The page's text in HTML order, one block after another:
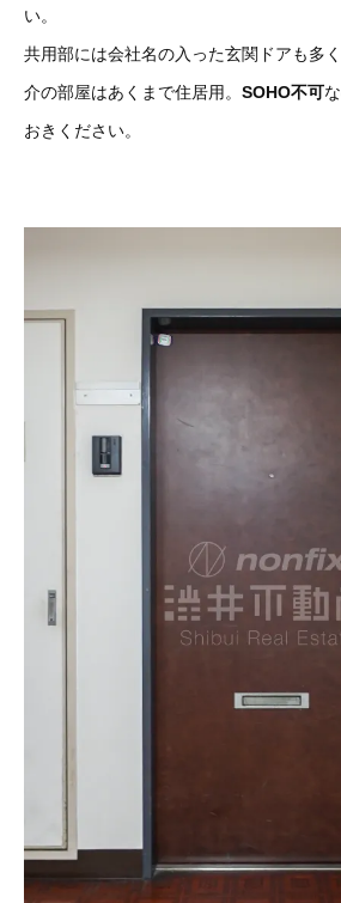
い。
共用部には会社名の入った玄関ドアも多
介の部屋はあくまで住居用。 SOHO不可
おきください。